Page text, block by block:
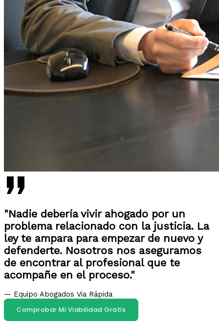
"Nadie debería vivir ahogado por un
problema relacionado con la justicia. La
ley te ampara para empezar de nuevo y
defenderte. Nosotros nos aseguramos
de encontrar al profesional que te
acompañe en el proceso."
— Equipo Abogados Via Rápida
Comprobar Mi Viabilidad Gratis